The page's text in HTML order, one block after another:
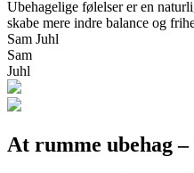
Ubehagelige følelser er en
skabe mere indre balance og
Sam Juhl
Sam
Juhl
At rumme ubehag